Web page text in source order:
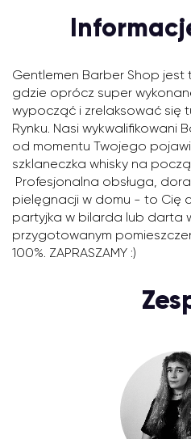
Gentlemen Barber Shop
gdzie oprócz super
wypocząć i zrelaksować się
Rynku. Nasi wykwalifikowani
od momentu Twojego
szklaneczka whisky na
Profesjonalna obsługa,
pielęgnacji w domu - to Cię
partyjka w bilarda lub darta
przygotowanym
100%. ZAPRASZAMY :)